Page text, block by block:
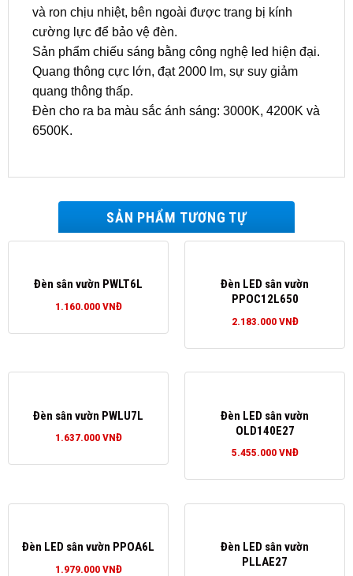
và ron chịu nhiệt, bên ngoài được trang bị kính
cường lực để bảo vệ đèn.
Sản phẩm chiếu sáng bằng công nghệ led hiện đại.
Quang thông cực lớn, đạt 2000 lm, sự suy giảm
quang thông thấp.
Đèn cho ra ba màu sắc ánh sáng: 3000K, 4200K và
6500K.
SẢN PHẨM TƯƠNG TỰ
Đèn sân vườn PWLT6L
1.160.000VNĐ
Đèn LED sân vườn
PPOC12L650
2.183.000VNĐ
Đèn sân vườn PWLU7L
1.637.000VNĐ
Đèn LED sân vườn
OLD140E27
5.455.000VNĐ
Đèn LED sân vườn PPOA6L
1.979.000VNĐ
Đèn LED sân vườn
PLLAE27